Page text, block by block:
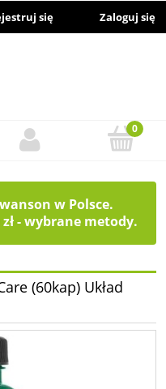
się Zaloguj się
w Polsce.
- wybrane metody.
(60kap) Układ